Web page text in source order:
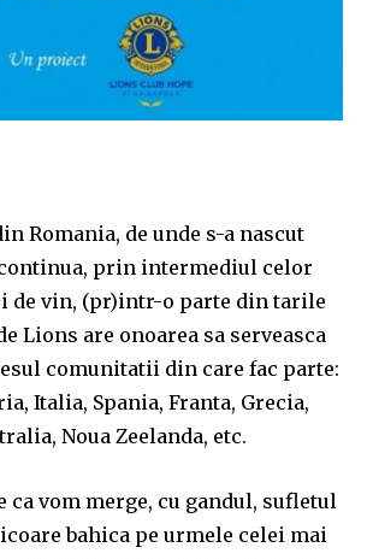
Romania, de unde s-a nascut
prin intermediul celor
de vin, (pr)intr-o parte din tarile
Lions are onoarea sa serveasca
comunitatii din care fac parte:
Italia, Spania, Franta, Grecia,
Noua Zeelanda, etc.
ca vom merge, cu gandul, sufletul
bahica pe urmele celei mai